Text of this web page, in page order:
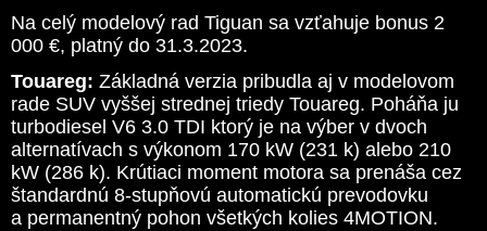
Na celý modelový rad Tiguan sa vzťahuje bonus 2
000 €, platný do 31.3.2023.
Touareg: Základná verzia pribudla aj v modelovom
rade SUV vyššej strednej triedy Touareg. Poháňa ju
turbodiesel V6 3.0 TDI ktorý je na výber v dvoch
alternatívach s výkonom 170 kW (231 k) alebo 210
kW (286 k). Krútiaci moment motora sa prenáša cez
štandardnú 8-stupňovú automatickú prevodovku
a permanentný pohon všetkých kolies 4MOTION.